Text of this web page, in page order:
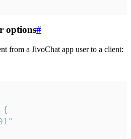
options#
from a JivoChat app user to a client: